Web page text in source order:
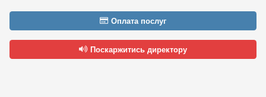
Оплата послуг
Поскаржитись директору